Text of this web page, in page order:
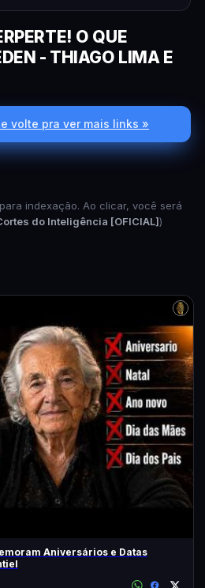
O QUE
- THIAGO LIMA E
e volte pra ver mais links »
indexação. Ao clicar, você será
do Inteligência [OFICIAL])
Aniversários e Datas